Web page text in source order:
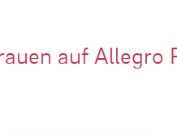
auf Allegro